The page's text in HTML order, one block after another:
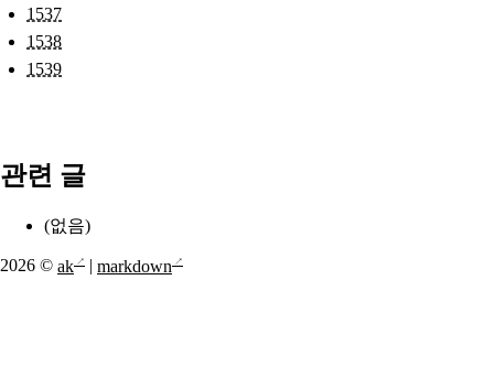
1537
1538
1539
관련 글
(없음)
2026 © ak markdown